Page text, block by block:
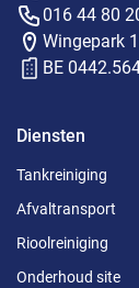
016 44 80
Wingepark
BE
Diensten
Tankreiniging
Afvaltransport
Rioolreiniging
Onderhoud site